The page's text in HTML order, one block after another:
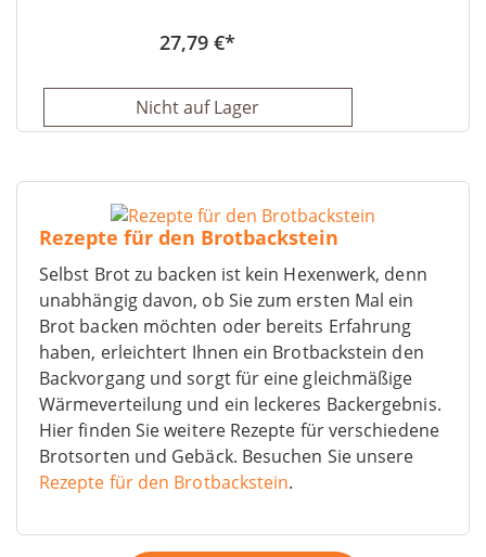
27,79 €
Nicht auf Lager
Rezepte für den Brotbackstein
Selbst Brot zu backen ist kein Hexenwerk, denn
unabhängig davon, ob Sie zum ersten Mal ein
Brot backen möchten oder bereits Erfahrung
haben, erleichtert Ihnen ein Brotbackstein den
Backvorgang und sorgt für eine gleichmäßige
Wärmeverteilung und ein leckeres Backergebnis.
Hier finden Sie weitere Rezepte für verschiedene
Brotsorten und Gebäck. Besuchen Sie unsere
Rezepte für den Brotbackstein.